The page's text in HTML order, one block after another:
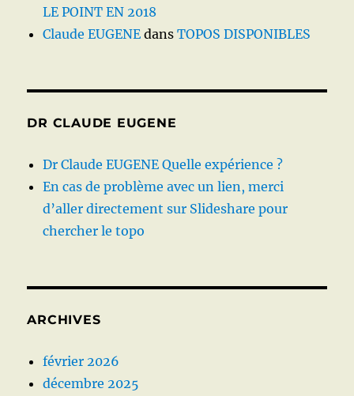
LE POINT EN 2018
Claude EUGENE dansTOPOS DISPONIBLES
DR CLAUDE EUGENE
Dr Claude EUGENE Quelle expérience ?
En cas de problème avec un lien, merci
d’aller directement sur Slideshare pour
chercher le topo
ARCHIVES
février 2026
décembre 2025